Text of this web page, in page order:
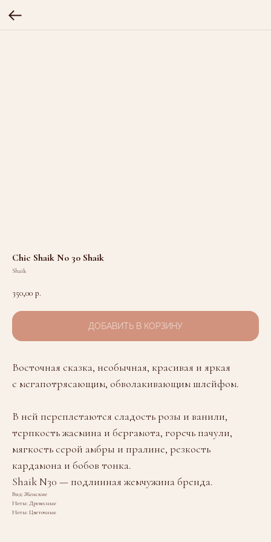
Chic Shaik No 30 Shaik
Shaik
350,00 р.
ДОБАВИТЬ В КОРЗИНУ
Восточная сказка, необычная, красивая и яркая
с мегапотрясающим, обволакивающим шлейфом.
В ней переплетаются сладость розы и ванили,
терпкость жасмина и бергамота, горечь пачули,
мягкость серой амбры и пралине, резкость
кардамона и бобов тонка.
Shaik N30 — подлинная жемчужина бренда.
Вид: Женские
Ноты: Древесные
Ноты: Цветочные